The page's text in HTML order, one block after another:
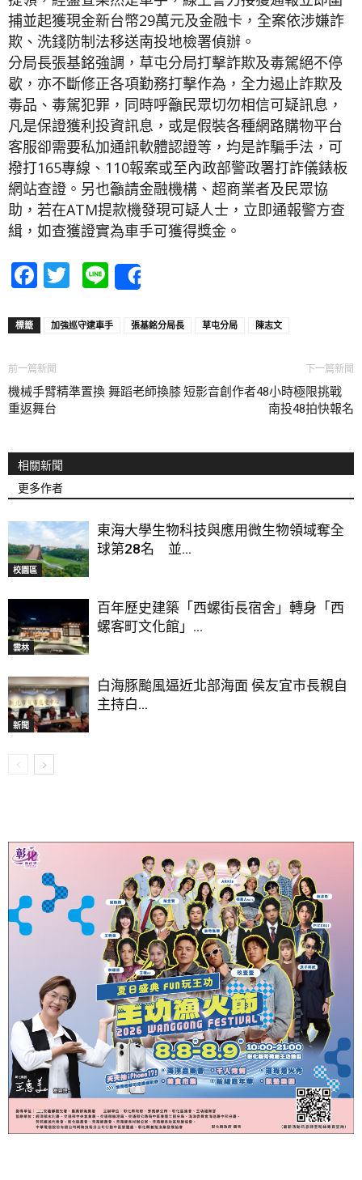
捕並起獲現金新台幣29萬元及金融卡，全案依涉嫌詐
欺、洗錢防制法移送南投地檢署偵辦。
分局長張基銘強調，草屯分局打擊詐欺及毒駕絕不停
歇，亦不斷修正各項勤務打擊作為，全力遏止詐欺及
毒品、毒駕犯罪，同時呼籲民眾切勿相信可疑訊息，
凡是保證獲利投資訊息，或是假裝各種網路購物平台
客服卻需要私加通訊軟體認證等，均是詐騙手法，可
撥打165專線、110報案或至內政部警政署打詐儀錶板
網站查證。另也籲請金融機構、超商業者及民眾協
助，若在ATM提款機發現可疑人士，立即通報警方查
緝，如查獲證實為車手可獲得獎金。
Facebook
Twitter
Line
標籤 加強巡守逮車手 張基銘分局長 草屯分局 陳志文
前一篇新聞
機械手臂精準置換 舞蹈老師換膝
重返舞台
下一篇新聞
短影音創作者48小時極限挑戰
南投48拍快報名
相關新聞
更多作者
校園區
東海大學生物科技與應用微生物領域奪全
球第28名 並...
雲林
百年歷史建築「西螺街長宿舍」轉身「西
螺客町文化館」...
新聞
白海豚颱風逼近北部海面 侯友宜市長親自
主持白...